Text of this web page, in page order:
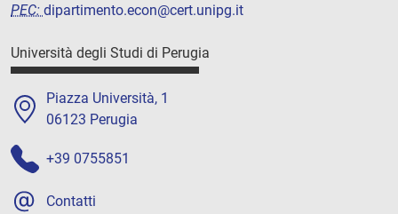
PEC: dipartimento.econ@cert.unipg.it
Università degli Studi di Perugia
Piazza Università, 1
06123 Perugia
+39 0755851
Contatti